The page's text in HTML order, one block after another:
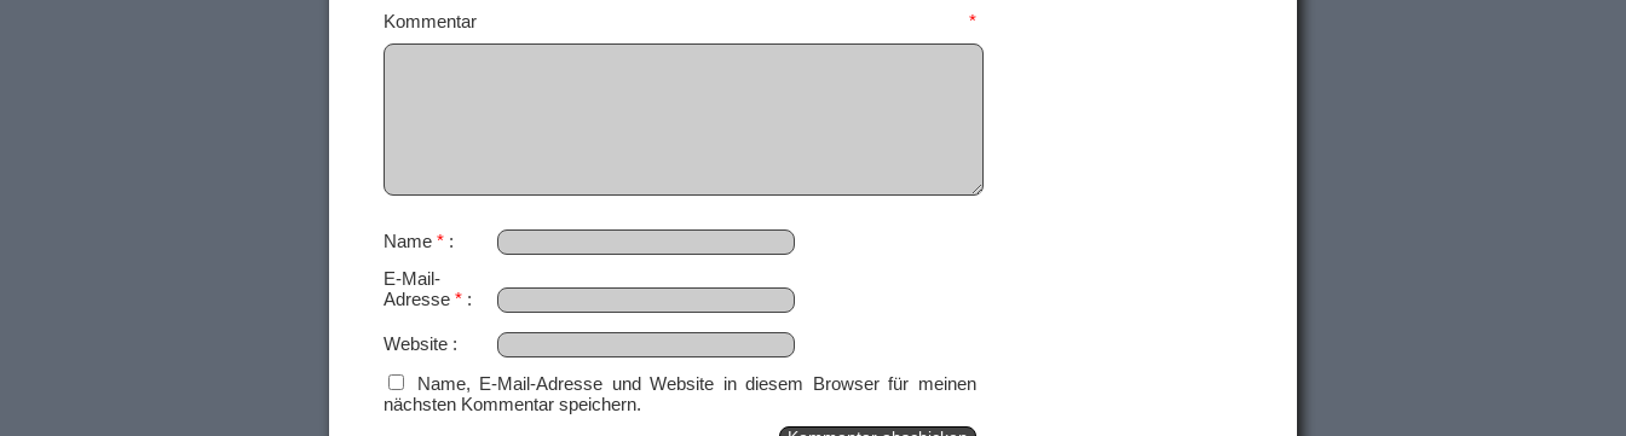
Kommentar *
Name *
E-Mail-
Adresse *
Website
Name, E-Mail-Adresse und Website in diesem Browser für meinen
nächsten Kommentar speichern.